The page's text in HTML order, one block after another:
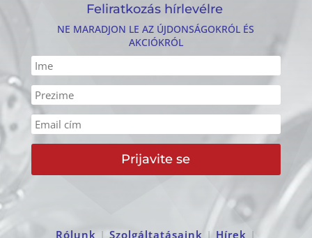
Feliratkozás hírlevélre
NE MARADJON LE AZ ÚJDONSÁGOKRÓL ÉS
AKCIÓKRÓL
Prijavite se
Rólunk | Szolgáltatásaink | Hírek |